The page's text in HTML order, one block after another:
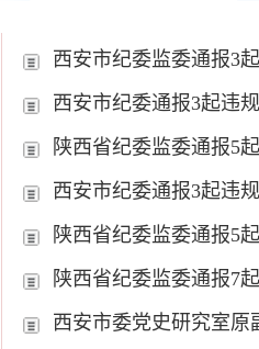
西安市纪委监委通报3
西安市纪委通报3起违
陕西省纪委监委通报5
西安市纪委通报3起违
陕西省纪委监委通报5
陕西省纪委监委通报7
西安市委党史研究室